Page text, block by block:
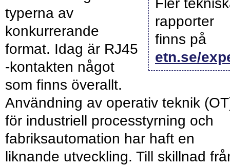
Fler
rapporter
finns på
etn.se/
typerna av
konkurrerande
format. Idag är RJ45
-kontakten något
som finns överallt.
Användning av operativ teknik
för industriell processtyrning och
fabriksautomation har haft en
liknande utveckling. Till skillnad